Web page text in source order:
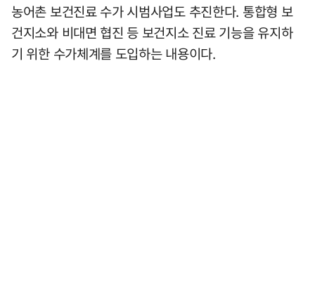
농어촌 보건진료 수가 시범사업도 추진한다. 통합형 보
건지소와 비대면 협진 등 보건지소 진료 기능을 유지하
기 위한 수가체계를 도입하는 내용이다.